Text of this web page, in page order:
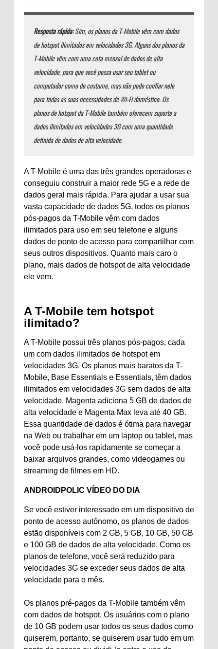
Resposta rápida:Sim, os planos da T-Mobile vêm com dados
de hotspot ilimitados em velocidades 3G. Alguns dos planos da
T-Mobile vêm com uma cota mensal de dados de alta
velocidade, para que você possa usar seu tablet ou
computador como de costume, mas não pode confiar nele
para todas as suas necessidades de Wi-Fi doméstico. Os
planos de hotspot da T-Mobile também oferecem suporte a
dados ilimitados em velocidades 3G com uma quantidade
definida de dados de alta velocidade.
A T-Mobile é uma das três grandes operadoras e
conseguiu construir a maior rede 5G e a rede de
dados geral mais rápida. Para ajudar a usar sua
vasta capacidade de dados 5G, todos os planos
pós-pagos da T-Mobile vêm com dados
ilimitados para uso em seu telefone e alguns
dados de ponto de acesso para compartilhar com
seus outros dispositivos. Quanto mais caro o
plano, mais dados de hotspot de alta velocidade
ele vem.
A T-Mobile tem hotspot
ilimitado?
A T-Mobile possui três planos pós-pagos, cada
um com dados ilimitados de hotspot em
velocidades 3G. Os planos mais baratos da T-
Mobile, Base Essentials e Essentials, têm dados
ilimitados em velocidades 3G sem dados de alta
velocidade. Magenta adiciona 5 GB de dados de
alta velocidade e Magenta Max leva até 40 GB.
Essa quantidade de dados é ótima para navegar
na Web ou trabalhar em um laptop ou tablet, mas
você pode usá-los rapidamente se começar a
baixar arquivos grandes, como videogames ou
streaming de filmes em HD.
ANDROIDPOLIC VÍDEO DO DIA
Se você estiver interessado em um dispositivo de
ponto de acesso autônomo, os planos de dados
estão disponíveis com 2 GB, 5 GB, 10 GB, 50 GB
e 100 GB de dados de alta velocidade. Como os
planos de telefone, você será reduzido para
velocidades 3G se exceder seus dados de alta
velocidade para o mês.
Os planos pré-pagos da T-Mobile também vêm
com dados de hotspot. Os usuários com o plano
de 10 GB podem usar todos os seus dados como
quiserem, portanto, se quiserem usar tudo em um